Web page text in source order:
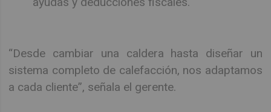
“Desde cambiar una caldera hasta diseñar un
sistema completo de calefacción, nos adaptamos
a cada cliente”, señala el gerente.